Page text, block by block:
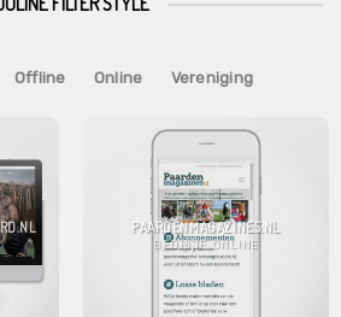
Offline Online Vereniging
PAARDENMAGAZINES.NL
BEDRIJF, ONLINE